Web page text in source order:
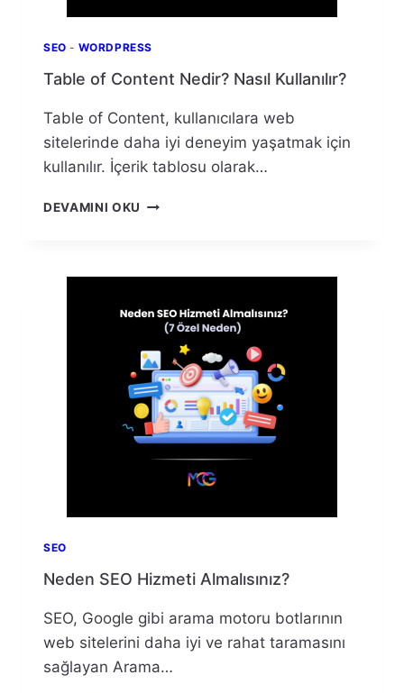
SEO - WORDPRESS
Table of Content Nedir? Nasıl Kullanılır?
Table of Content, kullanıcılara web
sitelerinde daha iyi deneyim yaşatmak için
kullanılır. İçerik tablosu olarak…
DEVAMINI OKU TABLE
NASIL
SEO
Neden SEO Hizmeti Almalısınız?
SEO, Google gibi arama motoru botlarının
web sitelerini daha iyi ve rahat taramasını
sağlayan Arama…